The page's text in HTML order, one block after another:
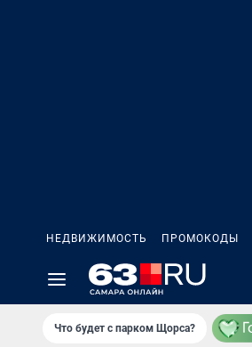
НЕДВИЖИМОСТЬ ПРОМОКОДЫ
Что будет с парком Щорса?